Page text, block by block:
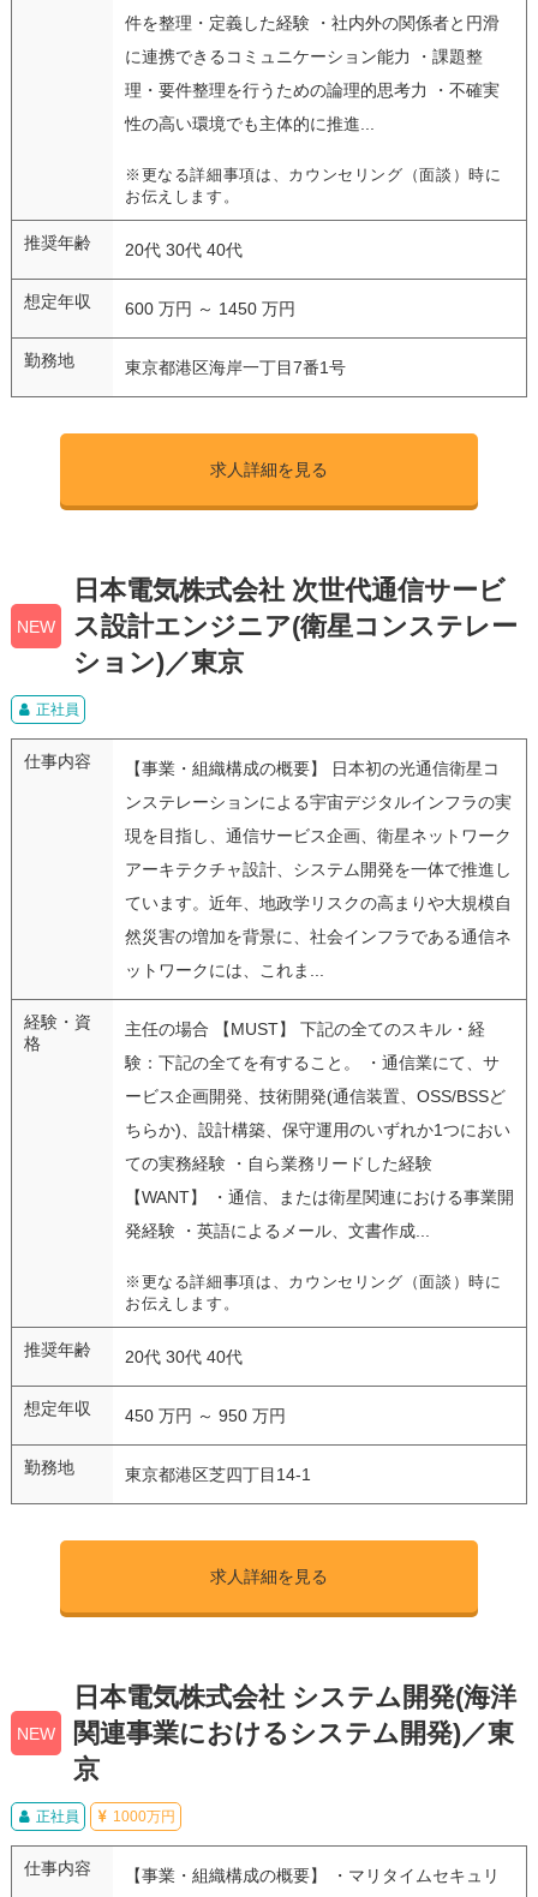
件を整理・定義した経験 ・社内外の関係者と円滑
に連携できるコミュニケーション能力 ・課題整
理・要件整理を行うための論理的思考力 ・不確実
性の高い環境でも主体的に推進...
※更なる詳細事項は、カウンセリング（面談）時に
お伝えします。
推奨年齢 20代 30代 40代
想定年収 600 万円 ～ 1450 万円
勤務地 東京都港区海岸一丁目7番1号
求人詳細を見る
NEW
日本電気株式会社 次世代通信サービ
ス設計エンジニア(衛星コンステレー
ション)／東京
正社員
仕事内容
【事業・組織構成の概要】 日本初の光通信衛星コ
ンステレーションによる宇宙デジタルインフラの実
現を目指し、通信サービス企画、衛星ネットワーク
アーキテクチャ設計、システム開発を一体で推進し
ています。近年、地政学リスクの高まりや大規模自
然災害の増加を背景に、社会インフラである通信ネ
ットワークには、これま...
経験・資
格
主任の場合 【MUST】 下記の全てのスキル・経
験：下記の全てを有すること。 ・通信業にて、サ
ービス企画開発、技術開発(通信装置、OSS/BSSど
ちらか)、設計構築、保守運用のいずれか1つにおい
ての実務経験 ・自ら業務リードした経験
【WANT】 ・通信、または衛星関連における事業開
発経験 ・英語によるメール、文書作成...
※更なる詳細事項は、カウンセリング（面談）時に
お伝えします。
推奨年齢 20代 30代 40代
想定年収 450 万円 ～ 950 万円
勤務地 東京都港区芝四丁目14-1
求人詳細を見る
NEW
日本電気株式会社 システム開発(海洋
関連事業におけるシステム開発)／東
京
正社員 1000万円
仕事内容
【事業・組織構成の概要】 ・マリタイムセキュリ